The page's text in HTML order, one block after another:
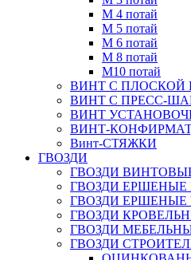
М 4 потай
М 5 потай
М 6 потай
М 8 потай
М10 потай
ВИНТ С ПЛОСКОЙ
ВИНТ С ПРЕСС-
ВИНТ
ВИНТ-
Винт-СТЯЖКИ
ГВОЗДИ
ГВОЗДИ
ГВОЗДИ
ГВОЗДИ ЕРШЕНЫЕ
ГВОЗДИ
ГВОЗДИ
ГВОЗДИ